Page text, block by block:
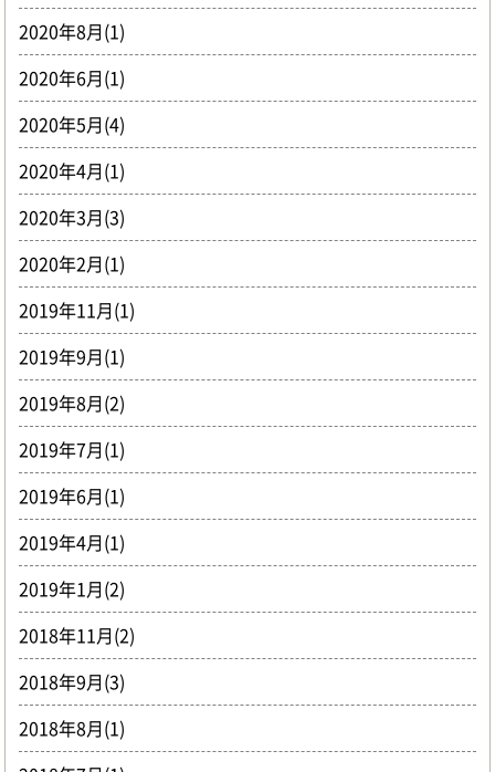
2020年8月(1)
2020年6月(1)
2020年5月(4)
2020年4月(1)
2020年3月(3)
2020年2月(1)
2019年11月(1)
2019年9月(1)
2019年8月(2)
2019年7月(1)
2019年6月(1)
2019年4月(1)
2019年1月(2)
2018年11月(2)
2018年9月(3)
2018年8月(1)